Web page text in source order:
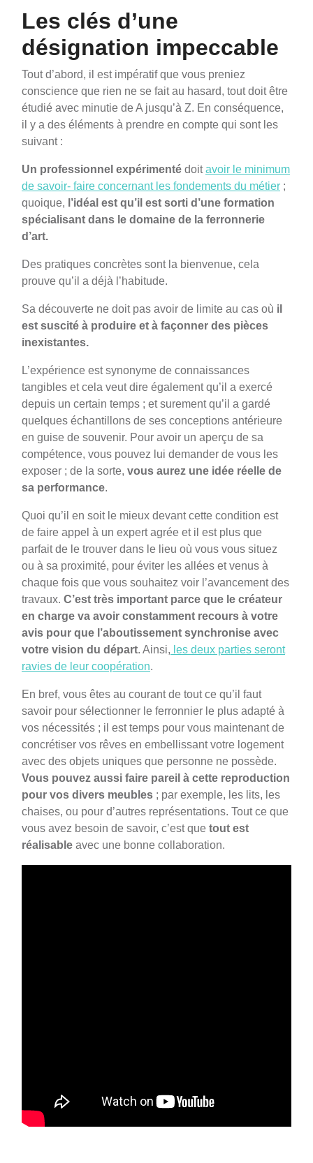
Les clés d’une
désignation impeccable
Tout d’abord, il est impératif que vous preniez
conscience que rien ne se fait au hasard, tout doit être
étudié avec minutie de A jusqu’à Z. En conséquence,
il y a des éléments à prendre en compte qui sont les
suivant :
Un professionnel expérimenté doitavoir le minimum
de savoir- faire concernant les fondements du métier ;
quoique, l’idéal est qu’il est sorti d’une formation
spécialisant dans le domaine de la ferronnerie
d’art.
Des pratiques concrètes sont la bienvenue, cela
prouve qu’il a déjà l’habitude.
Sa découverte ne doit pas avoir de limite au cas où il
est suscité à produire et à façonner des pièces
inexistantes.
L’expérience est synonyme de connaissances
tangibles et cela veut dire également qu’il a exercé
depuis un certain temps ; et surement qu’il a gardé
quelques échantillons de ses conceptions antérieure
en guise de souvenir. Pour avoir un aperçu de sa
compétence, vous pouvez lui demander de vous les
exposer ; de la sorte, vous aurez une idée réelle de
sa performance.
Quoi qu’il en soit le mieux devant cette condition est
de faire appel à un expert agrée et il est plus que
parfait de le trouver dans le lieu où vous vous situez
ou à sa proximité, pour éviter les allées et venus à
chaque fois que vous souhaitez voir l’avancement des
travaux. C’est très important parce que le créateur
en charge va avoir constamment recours à votre
avis pour que l’aboutissement synchronise avec
votre vision du départ. Ainsi, les deux parties seront
ravies de leur coopération.
En bref, vous êtes au courant de tout ce qu’il faut
savoir pour sélectionner le ferronnier le plus adapté à
vos nécessités ; il est temps pour vous maintenant de
concrétiser vos rêves en embellissant votre logement
avec des objets uniques que personne ne possède.
Vous pouvez aussi faire pareil à cette reproduction
pour vos divers meubles ; par exemple, les lits, les
chaises, ou pour d’autres représentations. Tout ce que
vous avez besoin de savoir, c’est que tout est
réalisable avec une bonne collaboration.